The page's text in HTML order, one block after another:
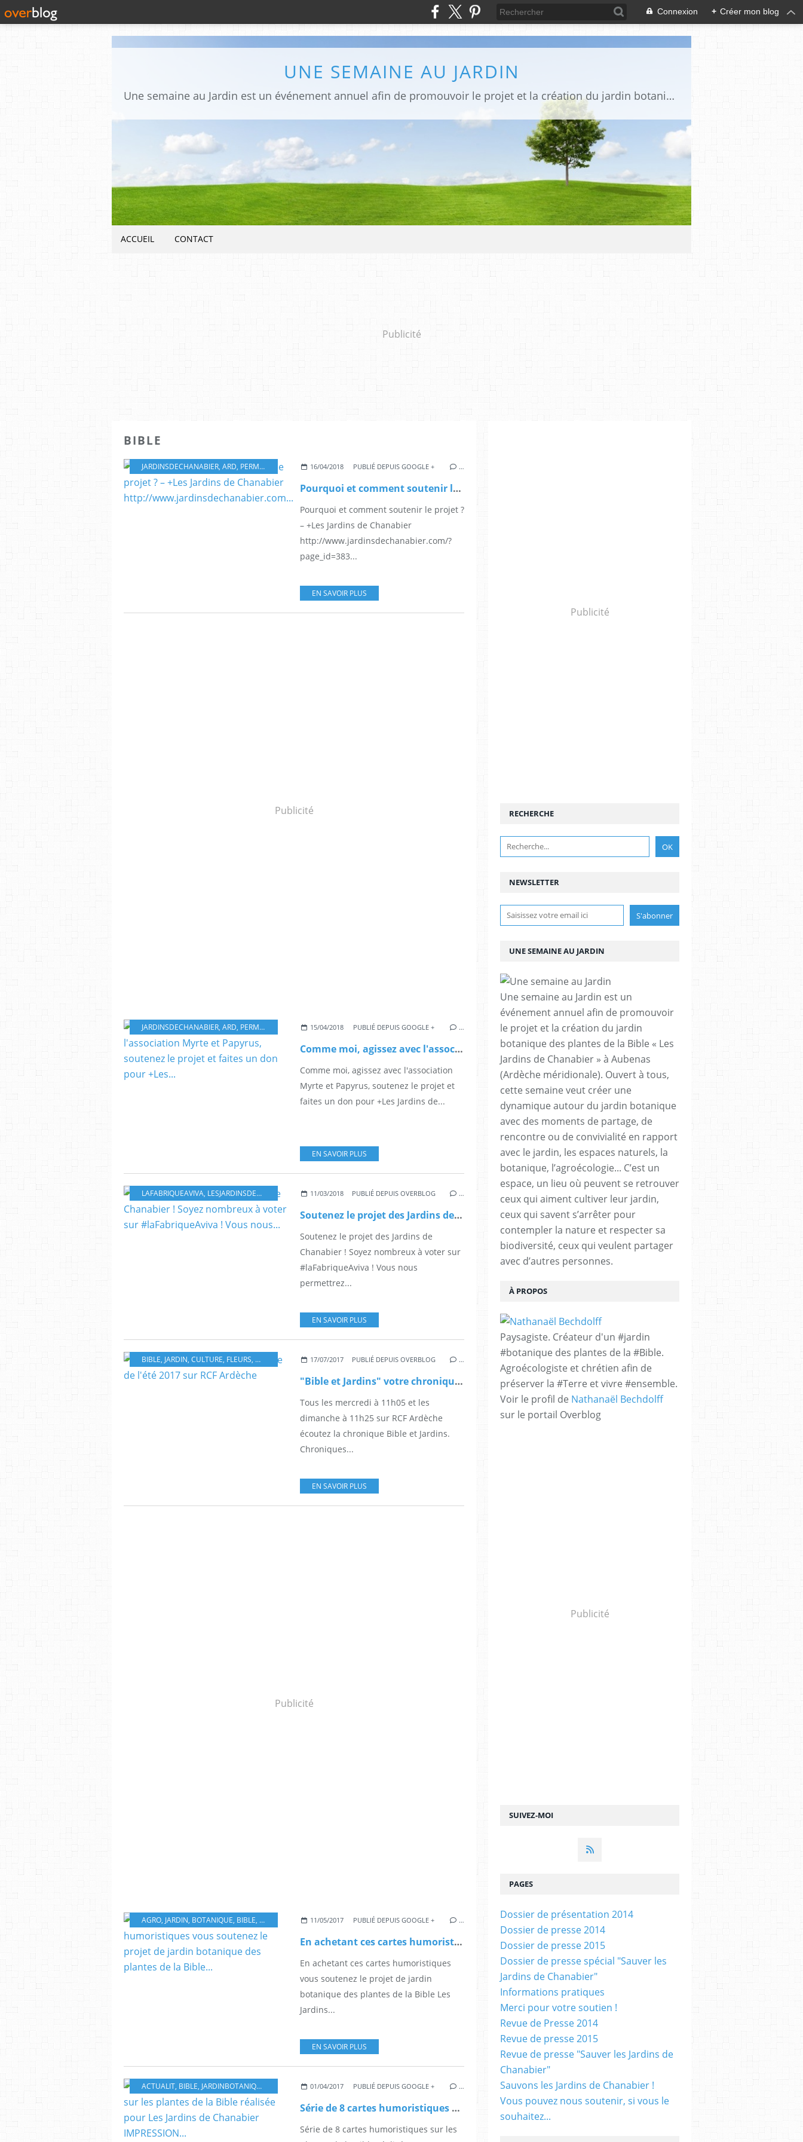
Connexion + Créer mon blog
UNE SEMAINE AU JARDIN
Une semaine au Jardin est un événement annuel afin de promouvoir le projet et la création du jardin botanique des plantes de la Bible « Les Jardins de Chanabier » à Aubenas (Ardèche méridionale). Ouvert à tous, cette semaine veut créer une dynamique autour du jardin botanique avec des moments de partage, de rencontre ou de convivialité en rapport avec le jardin, les espaces naturels, la botanique, l’agroécologie... C’est un espace, un lieu où peuvent se retrouver ceux qui aiment cultiver leur jardin, ceux qui savent s’arrêter pour contempler la nature et respecter sa biodiversité, ceux qui veulent partager avec d’autres personnes.
ACCUEIL CONTACT
Publicité
BIBLE
JARDINSDECHANABIER, ARD, PERMACULTURE JARDINBOTANIQUE,PLANTES,BIBLE,SYMBOLES,
16/04/2018 PUBLIÉ DEPUIS GOOGLE + …
Pourquoi et comment soutenir le projet ? – +Les Jardins de Chanabier http://www.jardinsdechanabier.com...
Pourquoi et comment soutenir le projet ?
– +Les Jardins de Chanabier
http://www.jardinsdechanabier.com/?
page_id=383...
EN SAVOIR PLUS
Publicité
JARDINSDECHANABIER, ARD, PERMACULTURE JARDINBOTANIQUE,PLANTES,BIBLE,SYMBOLES,
15/04/2018 PUBLIÉ DEPUIS GOOGLE + …
Comme moi, agissez avec l'association Myrte et Papyrus, soutenez le projet et faites un don pour +Les...
Comme moi, agissez avec l'association
Myrte et Papyrus, soutenez le projet et
faites un don pour +Les Jardins de...
EN SAVOIR PLUS
LAFABRIQUEAVIVA, LESJARDINSDECHANABIER JARDINSDECHANABIER,COLIBRIS,NATURE JARDINBOTANIQUE PERMACULTURE PIERRERABHI ARDECHE
11/03/2018 PUBLIÉ DEPUIS OVERBLOG …
Soutenez le projet des Jardins de Chanabier ! Soyez nombreux à voter sur #laFabriqueAviva ! Vous nous...
Soutenez le projet des Jardins de
Chanabier ! Soyez nombreux à voter sur
#laFabriqueAviva ! Vous nous
permettrez...
EN SAVOIR PLUS
BIBLE, JARDIN, CULTURE, FLEURS, NATURE 17/07/2017 PUBLIÉ DEPUIS OVERBLOG …
"Bible et Jardins" votre chronique de l'été 2017 sur RCF Ardèche
Tous les mercredi à 11h05 et les
dimanche à 11h25 sur RCF Ardèche
écoutez la chronique Bible et Jardins.
Chroniques...
EN SAVOIR PLUS
Publicité
AGRO, JARDIN, BOTANIQUE, BIBLE, ARD AUBENAS 11/05/2017 PUBLIÉ DEPUIS GOOGLE + …
En achetant ces cartes humoristiques vous soutenez le projet de jardin botanique des plantes de la Bible...
En achetant ces cartes humoristiques
vous soutenez le projet de jardin
botanique des plantes de la Bible Les
Jardins...
EN SAVOIR PLUS
ACTUALIT, BIBLE, JARDINBOTANIQUE HUMOUR 01/04/2017 PUBLIÉ DEPUIS GOOGLE + …
Série de 8 cartes humoristiques sur les plantes de la Bible réalisée pour Les Jardins de Chanabier IMPRESSION...
Série de 8 cartes humoristiques sur les
Publicité
NEWSLETTER
SUIVEZ-MOI
RECHERCHE
UNE SEMAINE AU JARDIN
Une semaine au Jardin est un
événement annuel afin de promouvoir
le projet et la création du jardin
botanique des plantes de la Bible « Les
Jardins de Chanabier » à Aubenas
(Ardèche méridionale). Ouvert à tous,
cette semaine veut créer une
dynamique autour du jardin botanique
avec des moments de partage, de
rencontre ou de convivialité en rapport
avec le jardin, les espaces naturels, la
botanique, l’agroécologie... C’est un
espace, un lieu où peuvent se retrouver
ceux qui aiment cultiver leur jardin,
ceux qui savent s’arrêter pour
contempler la nature et respecter sa
biodiversité, ceux qui veulent partager
avec d’autres personnes.
À PROPOS
Paysagiste. Créateur d'un #jardin
#botanique des plantes de la #Bible.
Agroécologiste et chrétien afin de
préserver la #Terre et vivre #ensemble.
Voir le profil de Nathanaël Bechdolff
sur le portail Overblog
Publicité
PAGES
Dossier de présentation 2014
Dossier de presse 2014
Dossier de presse 2015
Dossier de presse spécial "Sauver les
Jardins de Chanabier"
Informations pratiques
Merci pour votre soutien !
Revue de Presse 2014
Revue de presse 2015
Revue de presse "Sauver les Jardins de
Chanabier"
Sauvons les Jardins de Chanabier !
Vous pouvez nous soutenir, si vous le
souhaitez...